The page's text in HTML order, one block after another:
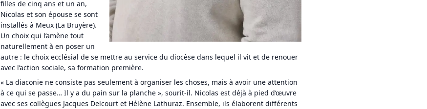
filles de cinq ans et un an,
Nicolas et son épouse se sont
installés à Meux (La Bruyère).
Un choix qui l’amène tout
naturellement à en poser un
autre : le choix ecclésial de se mettre au service du diocèse dans lequel il vit et de renouer
avec l’action sociale, sa formation première.
« La diaconie ne consiste pas seulement à organiser les choses, mais à avoir une attention
à ce qui se passe… Il y a du pain sur la planche », sourit-il. Nicolas est déjà à pied d’œuvre
avec ses collègues Jacques Delcourt et Hélène Lathuraz. Ensemble, ils élaborent différents